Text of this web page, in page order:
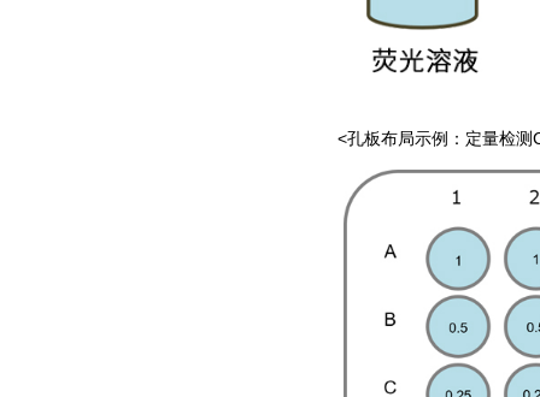
<孔板布局示例：定量检